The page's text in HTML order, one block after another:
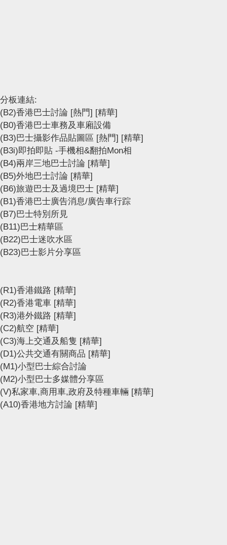
分板連結:
(B2)香港巴士討論 [熱門] [精華]
(B0)香港巴士車務及車廂設備
(B3)巴士攝影作品貼圖區 [熱門] [精華]
(B3i)即拍即貼 -手機相&翻拍Mon相
(B4)兩岸三地巴士討論 [精華]
(B5)外地巴士討論 [精華]
(B6)旅遊巴士及過境巴士 [精華]
(B1)香港巴士廣告消息/廣告車行踪
(B7)巴士特別所見
(B11)巴士精華區
(B22)巴士迷吹水區
(B23)巴士影片分享區
(R1)香港鐵路 [精華]
(R2)香港電車 [精華]
(R3)港外鐵路 [精華]
(C2)航空 [精華]
(C3)海上交通及船隻 [精華]
(D1)公共交通有關商品 [精華]
(M1)小型巴士綜合討論
(M2)小型巴士多媒體分享區
(V)私家車,商用車,政府及特種車輛 [精華]
(A10)香港地方討論 [精華]